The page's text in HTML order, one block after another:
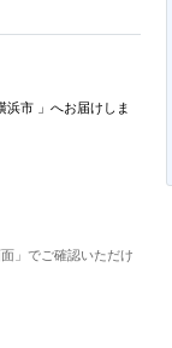
浜市 」 へお届けしま
」でご確認いただけ